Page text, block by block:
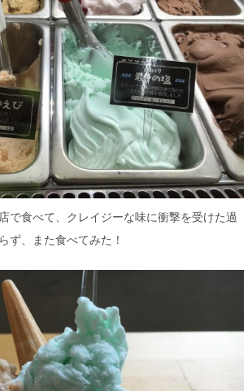
で食べて、クレイジーな味に衝撃を受けた過
ず、また食べてみた！